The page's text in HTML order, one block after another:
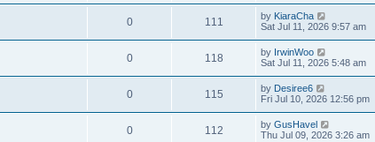
0 111 by KiaraCha
Sat Jul 11, 2026 9:57 am
0 118 by IrwinWoo
Sat Jul 11, 2026 5:48 am
0 115 by Desiree6
Fri Jul 10, 2026 12:56 pm
0 112 by GusHavel
Thu Jul 09, 2026 3:26 am